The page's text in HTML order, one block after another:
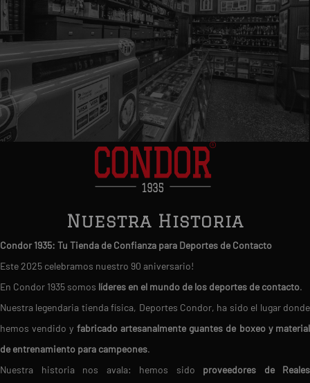
Nuestra Historia
Condor 1935: Tu Tienda de Confianza para Deportes de Contacto
Este 2025 celebramos nuestro 90 aniversario!
En Condor 1935 somos líderes en el mundo de los deportes de contacto.
Nuestra legendaria tienda física, Deportes Condor, ha sido el lugar donde
hemos vendido y fabricado artesanalmente guantes de boxeo y material
de entrenamiento para campeones.
Nuestra historia nos avala: hemos sido proveedores de Reales